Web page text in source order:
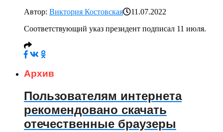
Автор: Виктория Костовская
11.07.2022
Соответствующий указ президент подписал 11 июля.
Архив
Пользователям интернета
рекомендовано скачать
отечественные браузеры